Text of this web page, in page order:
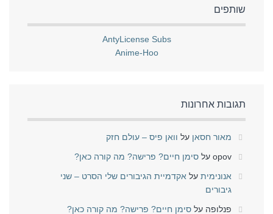
שותפים
AntyLicense Subs
Anime-Hoo
תגובות אחרונות
מאור חסאן על וואן פיס – עולם חזק
opov על סימן חיים? פרישה? מה קורה כאן?
אנונימית על אקדמיית הגיבורים שלי הסרט – שני
גיבורים
פנלופה על סימן חיים? פרישה? מה קורה כאן?